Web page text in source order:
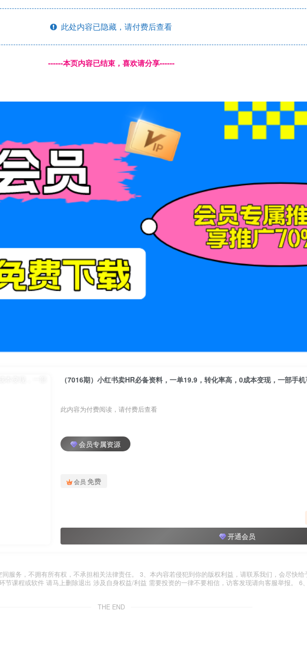
此处内容已隐藏，请付费后查看
------本页内容已结束，喜欢请分享------
（7016期）小红书卖HR必备资料，一单19.9，转化率高，0成本变现，一部手
此内容为付费阅读，请付费后查看
会员专属资源
会员 免费
开通会员
服务，不拥有所有权，不承担相关法律责任。 3、本内容若侵犯到你的版权利益，请联系我们，会尽快
课程或软件 请马上删除退出 涉及自身权益/利益 需要投资的一律不要相信，访客发现请向客服举报。 6
THE END